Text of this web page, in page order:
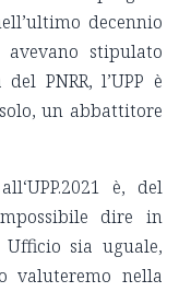
decennio
avevano stipulato
PNRR, l’UPP è
un abbattitore
è, del
dire in
sia uguale,
valuteremo nella